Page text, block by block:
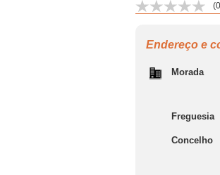
(0
Endereço e
Morada
Freguesia
Concelho